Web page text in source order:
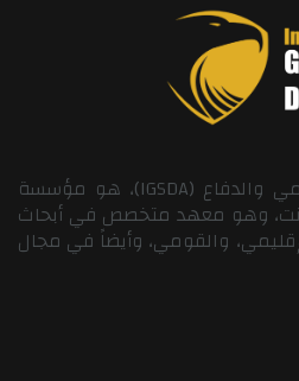
“معهد شؤون الأمن العالمي والدفاع (IGSDA)، هو مؤسسة
وهو معهد متخصص في أبحاث
والقومي، وأيضاً في مجال